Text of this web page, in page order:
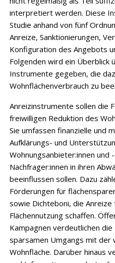
interpretiert werden. Diese
Studie anhand von fünf
Anreize, Sanktionierungen,
Konfiguration des Angebots
Folgenden wird ein Überblick
Instrumente gegeben, die
Wohnflächenverbrauch zu
Anreizinstrumente sollen die
freiwilligen Reduktion des
Sie umfassen finanzielle und
Aufklärungs- und
Wohnungsanbieter:innen und
Nachfrager:innen in ihren
beeinflussen sollen. Dazu
Förderungen für
sowie Dichteboni, die
Flächennutzung schaffen.
Kampagnen verdeutlichen
sparsamen Umgangs mit der
Wohnfläche. Darüber hinaus